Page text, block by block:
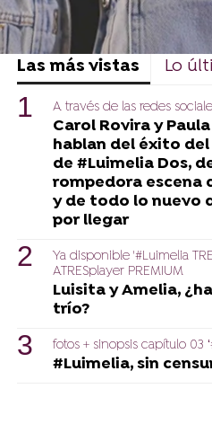
Las más vistas Lo
A través de las redes
Carol Rovira y
hablan del éxito
de #Luimelia Dos,
rompedora escena
y de todo lo nuevo
por llegar
Ya disponible '#Luimelia
ATRESplayer PREMIUM
Luisita y Amelia,
trío?
fotos + sinopsis capítulo 03
#Luimelia, sin